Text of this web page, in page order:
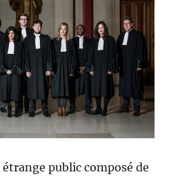
étrange public composé de